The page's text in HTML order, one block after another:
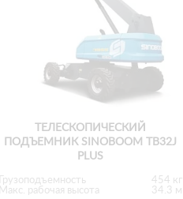
ТЕЛЕСКОПИЧЕСКИЙ
ПОДЪЕМНИК SINOBOOM TB32J
PLUS
Грузоподъемность
454 кг
Макс. рабочая высота
34.3 м